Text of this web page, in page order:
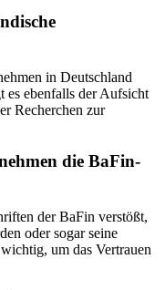
in Deutschland
es ebenfalls​ der‌ Aufsicht
Recherchen zur
die BaFin-
der BaFin verstößt,
oder sogar seine
um das Vertrauen